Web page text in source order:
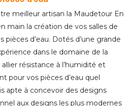
meilleur artisan la Maudetour En
main la création de vos salles de
pièces d’eau. Dotés d’une grande
dans le domaine de la
résistance à l’humidité et
pour vos pièces d’eau quel
apte à concevoir des designs
aux designs les plus modernes